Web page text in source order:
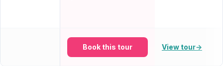
Book this tour View tour→